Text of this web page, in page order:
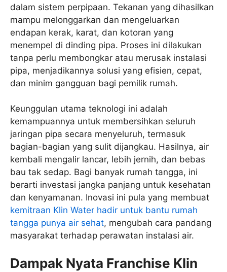
dalam sistem perpipaan. Tekanan yang dihasilkan
mampu melonggarkan dan mengeluarkan
endapan kerak, karat, dan kotoran yang
menempel di dinding pipa. Proses ini dilakukan
tanpa perlu membongkar atau merusak instalasi
pipa, menjadikannya solusi yang efisien, cepat,
dan minim gangguan bagi pemilik rumah.
Keunggulan utama teknologi ini adalah
kemampuannya untuk membersihkan seluruh
jaringan pipa secara menyeluruh, termasuk
bagian-bagian yang sulit dijangkau. Hasilnya, air
kembali mengalir lancar, lebih jernih, dan bebas
bau tak sedap. Bagi banyak rumah tangga, ini
berarti investasi jangka panjang untuk kesehatan
dan kenyamanan. Inovasi ini pula yang membuat
kemitraan Klin Water hadir untuk bantu rumah
tangga punya air sehat, mengubah cara pandang
masyarakat terhadap perawatan instalasi air.
Dampak Nyata Franchise Klin